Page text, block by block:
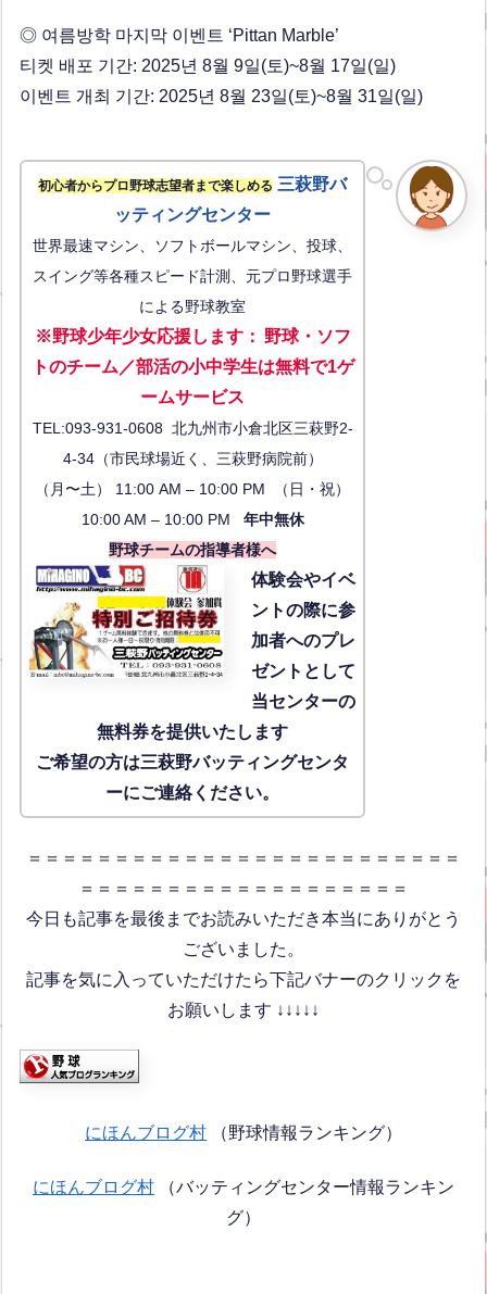
◎ 여름방학 마지막 이벤트 ‘Pittan Marble’
티켓 배포 기간: 2025년 8월 9일(토)~8월 17일(일)
이벤트 개최 기간: 2025년 8월 23일(토)~8월 31일(일)
初心者からプロ野球志望者まで楽しめる 三萩野バ
ッティングセンター
世界最速マシン、ソフトボールマシン、投球、
スイング等各種スピード計測、元プロ野球選手
による野球教室
※野球少年少女応援します： 野球・ソフ
トのチーム／部活の小中学生は無料で1ゲ
ームサービス
TEL:093-931-0608 北九州市小倉北区三萩野2-
4-34（市民球場近く、三萩野病院前）
（月〜土） 11:00 AM – 10:00 PM （日・祝）
10:00 AM – 10:00 PM 年中無休
野球チームの指導者様へ
体験会やイベ
ントの際に参
加者へのプレ
ゼントとして
当センターの
無料券を提供いたします
ご希望の方は三萩野バッティングセンタ
ーにご連絡ください。
＝＝＝＝＝＝＝＝＝＝＝＝＝＝＝＝＝＝＝＝＝＝＝＝＝
＝＝＝＝＝＝＝＝＝＝＝＝＝＝＝＝＝＝＝
今日も記事を最後までお読みいただき本当にありがとう
ございました。
記事を気に入っていただけたら下記バナーのクリックを
お願いします ↓↓↓↓↓
にほんブログ村 （野球情報ランキング）
にほんブログ村 （バッティングセンター情報ランキン
グ）